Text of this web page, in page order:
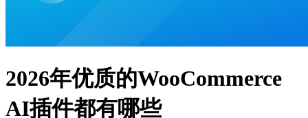
2026年优质的WooCommerce
AI插件都有哪些